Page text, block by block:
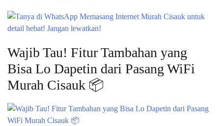
Wajib Tau! Fitur Tambahan yang
Bisa Lo Dapetin dari Pasang WiFi
Murah Cisauk 📦